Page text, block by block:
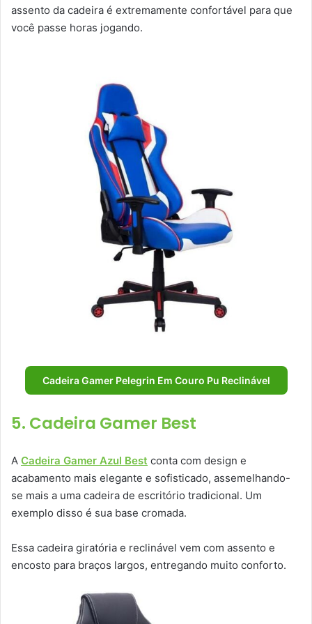
assento da cadeira é extremamente confortável para que
você passe horas jogando.
Cadeira Gamer Pelegrin Em Couro Pu Reclinável
5. Cadeira Gamer Best
A Cadeira Gamer Azul Best conta com design e
acabamento mais elegante e sofisticado, assemelhando-
se mais a uma cadeira de escritório tradicional. Um
exemplo disso é sua base cromada.
Essa cadeira giratória e reclinável vem com assento e
encosto para braços largos, entregando muito conforto.